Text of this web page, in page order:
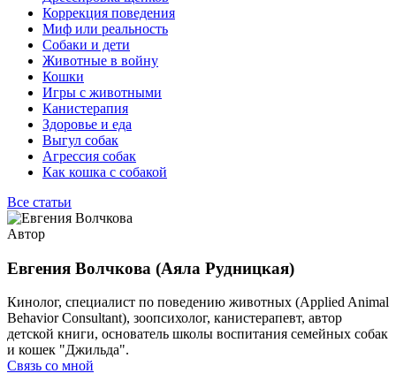
Коррекция поведения
Миф или реальность
Собаки и дети
Животные в войну
Кошки
Игры с животными
Канистерапия
Здоровье и еда
Выгул собак
Агрессия собак
Как кошка с собакой
Все статьи
Автор
Евгения Волчкова (Аяла Рудницкая)
Кинолог, специалист по поведению животных (Applied Animal
Behavior Consultant), зоопсихолог, канистерапевт, автор
детской книги, основатель школы воспитания семейных собак
и кошек "Джильда".
Связь со мной